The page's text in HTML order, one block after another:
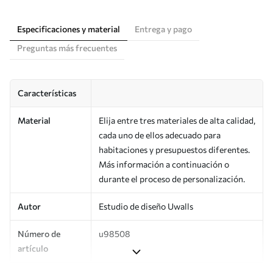
Especificaciones y material
Entrega y pago
Preguntas más frecuentes
Características
Material
Elija entre tres materiales de alta calidad,
cada uno de ellos adecuado para
habitaciones y presupuestos diferentes.
Más información a continuación o
durante el proceso de personalización.
Autor Estudio de diseño Uwalls
Número de
artículo
u98508